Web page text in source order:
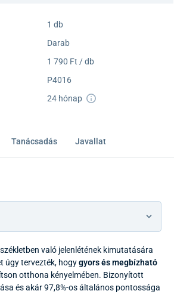
1 db
Darab
1 790 Ft / db
P4016
24 hónap
Tanácsadás Javallat
székletben való jelenlétének kimutatására
úgy tervezték, hogygyors és megbízható
otthona kényelmében. Bizonyított
és akár 97,8%-os általános pontossága